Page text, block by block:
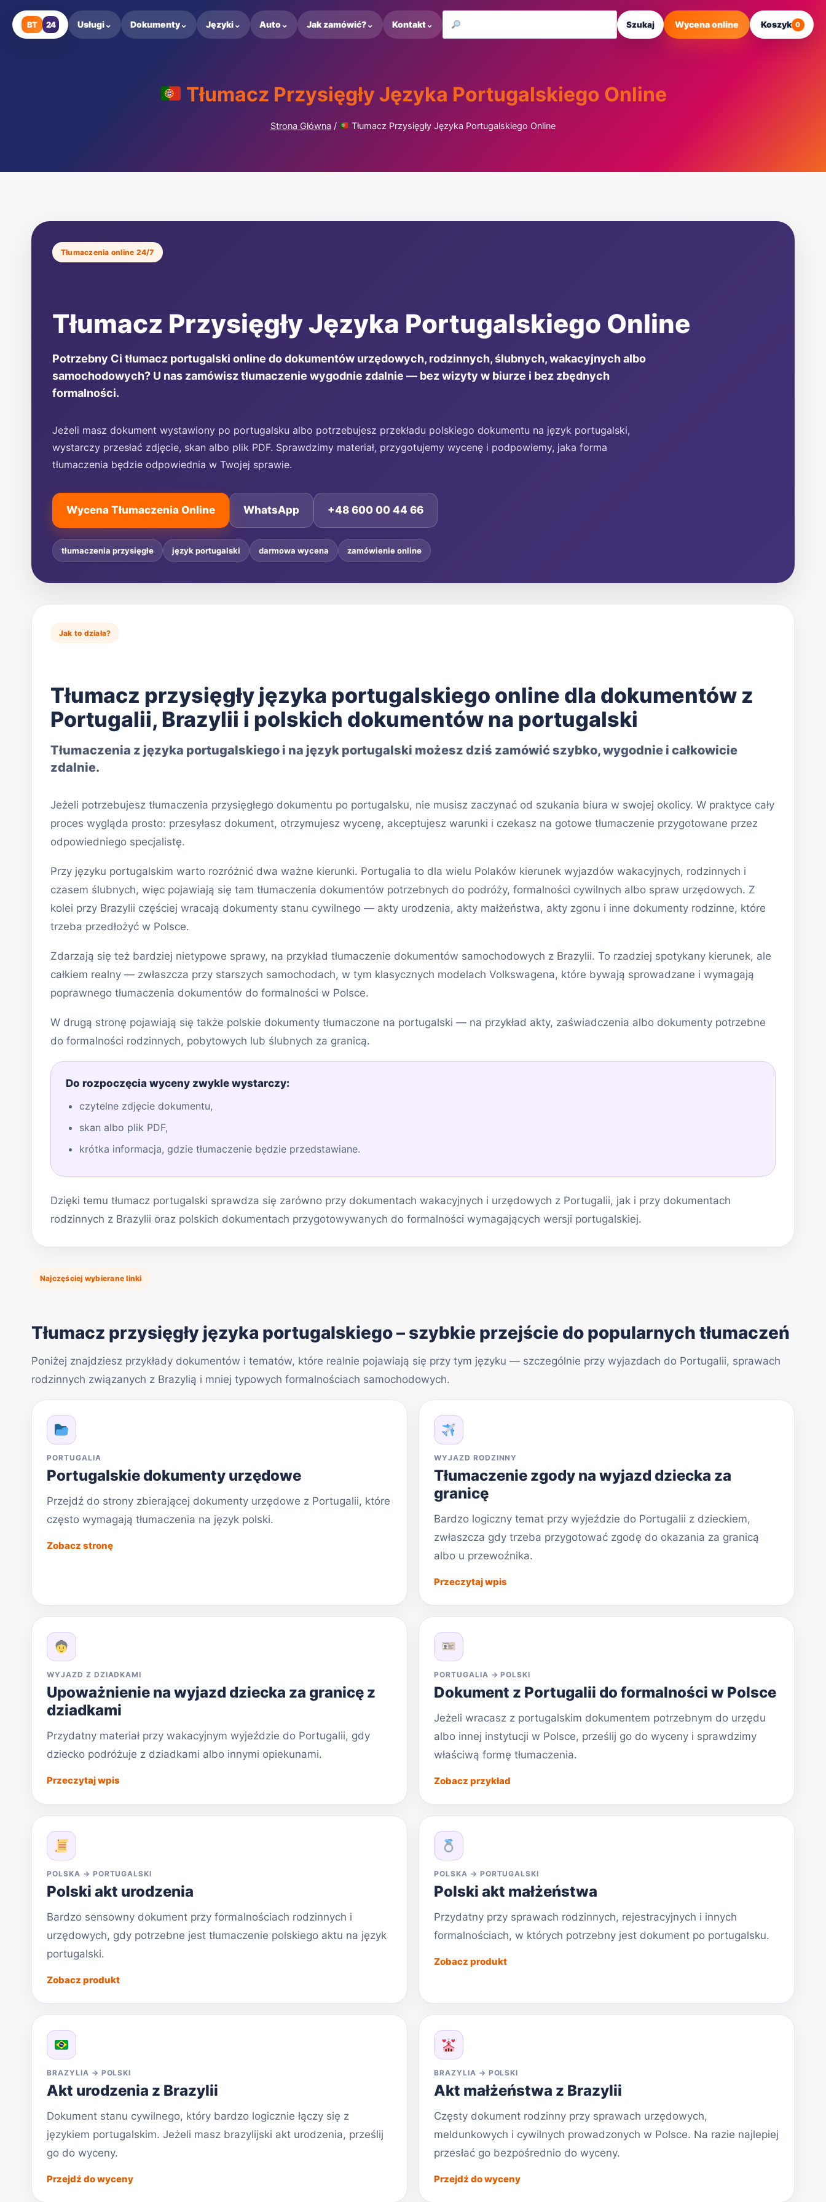
Przejdź
treści
BT 24 Usługi⌄ Dokumenty⌄ Języki⌄ Auto⌄ Jak zamówić?⌄ Kontakt⌄ Szukaj Wycena online Koszyk 0
Tłumacz Przysięgły Języka Portugalskiego Online
Strona Główna / Tłumacz Przysięgły Języka Portugalskiego Online
Tłumaczenia online 24/7
Tłumacz Przysięgły Języka Portugalskiego Online
Potrzebny Ci tłumacz portugalski online do dokumentów urzędowych, rodzinnych, ślubnych, wakacyjnych albo
samochodowych? U nas zamówisz tłumaczenie wygodnie zdalnie — bez wizyty w biurze i bez zbędnych
formalności.
Jeżeli masz dokument wystawiony po portugalsku albo potrzebujesz przekładu polskiego dokumentu na język portugalski,
wystarczy przesłać zdjęcie, skan albo plik PDF. Sprawdzimy materiał, przygotujemy wycenę i podpowiemy, jaka forma
tłumaczenia będzie odpowiednia w Twojej sprawie.
Wycena Tłumaczenia Online WhatsApp +48 600 00 44 66
tłumaczenia przysięgłe język portugalski darmowa wycena zamówienie online
Jak to działa?
Tłumacz przysięgły języka portugalskiego online dla dokumentów z
Portugalii, Brazylii i polskich dokumentów na portugalski
Tłumaczenia z języka portugalskiego i na język portugalski możesz dziś zamówić szybko, wygodnie i całkowicie
zdalnie.
Jeżeli potrzebujesz tłumaczenia przysięgłego dokumentu po portugalsku, nie musisz zaczynać od szukania biura w swojej okolicy. W praktyce cały
proces wygląda prosto: przesyłasz dokument, otrzymujesz wycenę, akceptujesz warunki i czekasz na gotowe tłumaczenie przygotowane przez
odpowiedniego specjalistę.
Przy języku portugalskim warto rozróżnić dwa ważne kierunki. Portugalia to dla wielu Polaków kierunek wyjazdów wakacyjnych, rodzinnych i
czasem ślubnych, więc pojawiają się tam tłumaczenia dokumentów potrzebnych do podróży, formalności cywilnych albo spraw urzędowych. Z
kolei przy Brazylii częściej wracają dokumenty stanu cywilnego — akty urodzenia, akty małżeństwa, akty zgonu i inne dokumenty rodzinne, które
trzeba przedłożyć w Polsce.
Zdarzają się też bardziej nietypowe sprawy, na przykład tłumaczenie dokumentów samochodowych z Brazylii. To rzadziej spotykany kierunek, ale
całkiem realny — zwłaszcza przy starszych samochodach, w tym klasycznych modelach Volkswagena, które bywają sprowadzane i wymagają
poprawnego tłumaczenia dokumentów do formalności w Polsce.
W drugą stronę pojawiają się także polskie dokumenty tłumaczone na portugalski — na przykład akty, zaświadczenia albo dokumenty potrzebne
do formalności rodzinnych, pobytowych lub ślubnych za granicą.
Do rozpoczęcia wyceny zwykle wystarczy:
czytelne zdjęcie dokumentu,
skan albo plik PDF,
krótka informacja, gdzie tłumaczenie będzie przedstawiane.
Dzięki temu tłumacz portugalski sprawdza się zarówno przy dokumentach wakacyjnych i urzędowych z Portugalii, jak i przy dokumentach
rodzinnych z Brazylii oraz polskich dokumentach przygotowywanych do formalności wymagających wersji portugalskiej.
Najczęściej wybierane linki
Tłumacz przysięgły języka portugalskiego – szybkie przejście do popularnych tłumaczeń
Poniżej znajdziesz przykłady dokumentów i tematów, które realnie pojawiają się przy tym języku — szczególnie przy wyjazdach do Portugalii, sprawach
rodzinnych związanych z Brazylią i mniej typowych formalnościach samochodowych.
PORTUGALIA
Portugalskie dokumenty urzędowe
Przejdź do strony zbierającej dokumenty urzędowe z Portugalii, które
często wymagają tłumaczenia na język polski.
Zobacz stronę
WYJAZD RODZINNY
Tłumaczenie zgody na wyjazd dziecka za
granicę
Bardzo logiczny temat przy wyjeździe do Portugalii z dzieckiem,
zwłaszcza gdy trzeba przygotować zgodę do okazania za granicą
albo u przewoźnika.
Przeczytaj wpis
WYJAZD Z DZIADKAMI
Upoważnienie na wyjazd dziecka za granicę z
dziadkami
Przydatny materiał przy wakacyjnym wyjeździe do Portugalii, gdy
dziecko podróżuje z dziadkami albo innymi opiekunami.
Przeczytaj wpis
PORTUGALIA → POLSKI
Dokument z Portugalii do formalności w Polsce
Jeżeli wracasz z portugalskim dokumentem potrzebnym do urzędu
albo innej instytucji w Polsce, prześlij go do wyceny i sprawdzimy
właściwą formę tłumaczenia.
Zobacz przykład
POLSKA → PORTUGALSKI
Polski akt urodzenia
Bardzo sensowny dokument przy formalnościach rodzinnych i
urzędowych, gdy potrzebne jest tłumaczenie polskiego aktu na język
portugalski.
Zobacz produkt
POLSKA → PORTUGALSKI
Polski akt małżeństwa
Przydatny przy sprawach rodzinnych, rejestracyjnych i innych
formalnościach, w których potrzebny jest dokument po portugalsku.
Zobacz produkt
BRAZYLIA → POLSKI
Akt urodzenia z Brazylii
Dokument stanu cywilnego, który bardzo logicznie łączy się z
językiem portugalskim. Jeżeli masz brazylijski akt urodzenia, prześlij
go do wyceny.
Przejdź do wyceny
BRAZYLIA → POLSKI
Akt małżeństwa z Brazylii
Częsty dokument rodzinny przy sprawach urzędowych,
meldunkowych i cywilnych prowadzonych w Polsce. Na razie najlepiej
przesłać go bezpośrednio do wyceny.
Przejdź do wyceny